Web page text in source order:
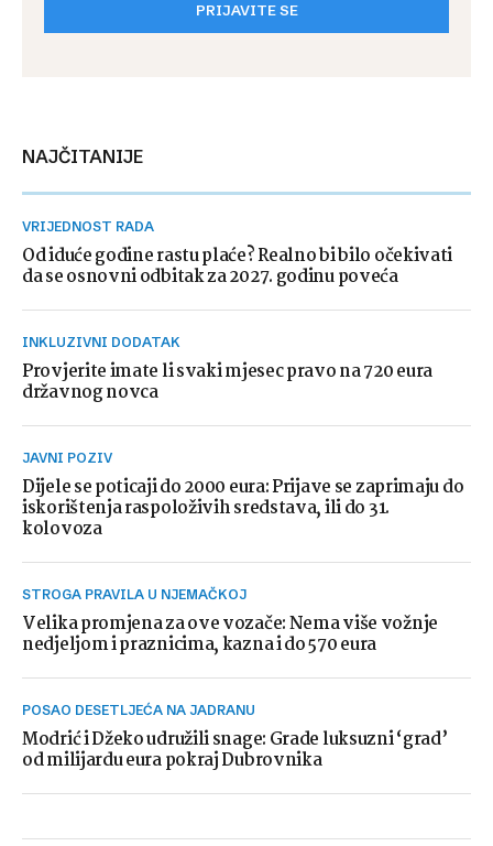
PRIJAVITE SE
NAJČITANIJE
VRIJEDNOST RADA
Od iduće godine rastu plaće? Realno bi bilo očekivati
da se osnovni odbitak za 2027. godinu poveća
INKLUZIVNI DODATAK
Provjerite imate li svaki mjesec pravo na 720 eura
državnog novca
JAVNI POZIV
Dijele se poticaji do 2000 eura: Prijave se zaprimaju do
iskorištenja raspoloživih sredstava, ili do 31.
kolovoza
STROGA PRAVILA U NJEMAČKOJ
Velika promjena za ove vozače: Nema više vožnje
nedjeljom i praznicima, kazna i do 570 eura
POSAO DESETLJEĆA NA JADRANU
Modrić i Džeko udružili snage: Grade luksuzni ‘grad’
od milijardu eura pokraj Dubrovnika